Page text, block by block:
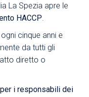
La Spezia apre le
HACCP
cinque anni e
da tutti gli
diretto o
i responsabili dei